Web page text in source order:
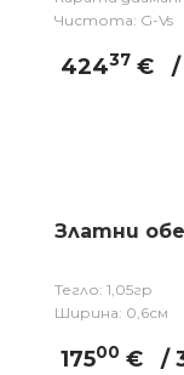
Чистота: G-Vs
42437 € /
Златни
Тегло: 1,05гр
Ширина: 0,6см
17500 € /